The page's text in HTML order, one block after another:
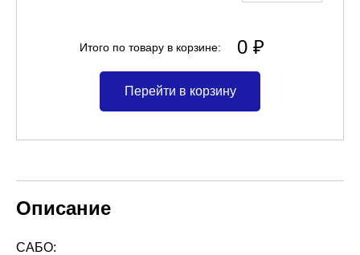
Итого по товару в корзине: 0 ₽
Перейти в корзину
Описание
САБО: